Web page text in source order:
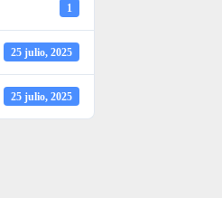
1
25 julio, 2025
25 julio, 2025